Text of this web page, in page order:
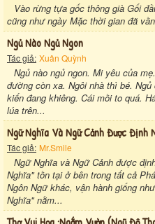
Vào rừng tựa gốc thông già Gối
cũng như ngày Mặc thời gian đã
Ngủ Nào Ngủ Ngon
Tác giả: Xuân Quỳnh
Ngủ nào ngủ ngon. Mi yêu của
đường còn xa. Ngôi nhà thì bé.
kiến đang khiêng. Cái mồi to quá.
lúa trên...
Ngữ Nghĩa Và Ngữ Cảnh Được Định
Tác giả: Mr.Smile
Ngữ Nghĩa và Ngữ Cảnh được
Nghĩa" tồn tại ở bên trong tất cả
Ngôn Ngữ khác, vận hành giống
Nghĩa" nằm...